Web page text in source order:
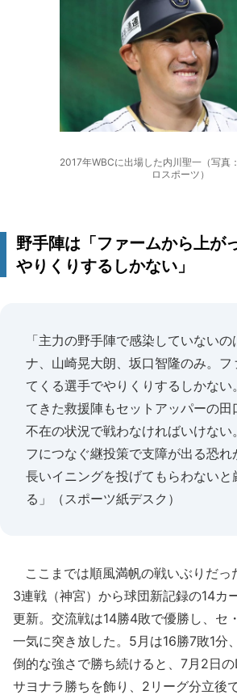
2017年WBCに出場した内川聖一（写真
ロスポーツ）
野手陣は「ファームから上が
やりくりするしかない」
「主力の野手陣で感染していない
ナ、山崎晃大朗、坂口智隆のみ。フ
てくる選手でやりくりするしかない
てきた救援陣もセットアッパーの
不在の状況で戦わなければいけな
フにつなぐ継投策で支障が出る恐
長いイニングを投げてもらわないと
る」（スポーツ紙デスク）
ここまでは順風満帆の戦いぶりだっ
3連戦（神宮）から球団新記録の14カ
更新。交流戦は14勝4敗で優勝し、セ
一気に突き放した。5月は16勝7敗1分
倒的な強さで勝ち続けると、7月2日
サヨナラ勝ちを飾り、2リーグ分立後